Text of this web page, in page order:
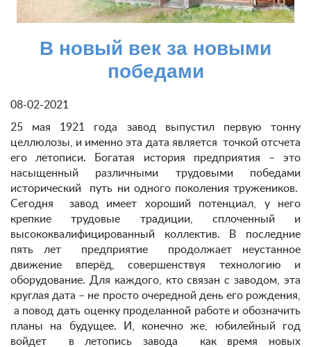
В новый век за новыми
победами
08-02-2021
25 мая 1921 года завод выпустил первую тонну
целлюлозы, и именно эта дата является точкой отсчета
его летописи. Богатая история предприятия – это
насыщенный различными трудовыми победами
исторический путь ни одного поколения тружеников.
Сегодня завод имеет хороший потенциал, у него
крепкие трудовые традиции, сплоченный и
высококвалифицированный коллектив. В последние
пять лет предприятие продолжает неустанное
движение вперёд, совершенствуя технологию и
оборудование. Для каждого, кто связан с заводом, эта
круглая дата – не просто очередной день его рождения,
а повод дать оценку проделанной работе и обозначить
планы на будущее. И, конечно же, юбилейный год
войдет в летопись завода как время новых